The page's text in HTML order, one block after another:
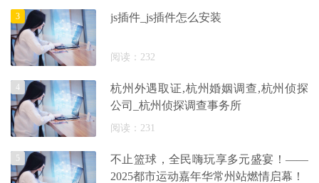
js插件_js插件怎么安装
阅读：232
3
杭州外遇取证,杭州婚姻调查,杭州侦探
公司_杭州侦探调查事务所
阅读：231
4
不止篮球，全民嗨玩享多元盛宴！——
2025都市运动嘉年华常州站燃情启幕！
5